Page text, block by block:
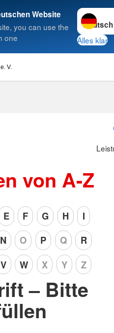
Website
you can use the
one
Sprache
Alles klar
V.
Suche
von A-Z
E F G H
I
N O P Q
R
V W X Y Z
– Bitte